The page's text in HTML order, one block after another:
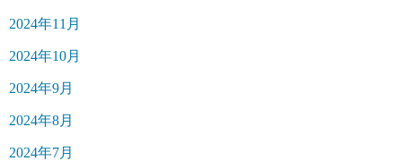
2024年11月
2024年10月
2024年9月
2024年8月
2024年7月